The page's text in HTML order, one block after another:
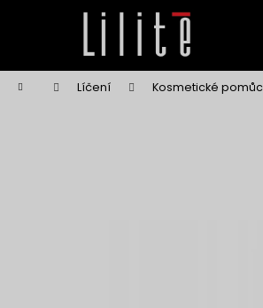
Domů Líčení Kosmetické
í
do
obchodu
do
obchodu